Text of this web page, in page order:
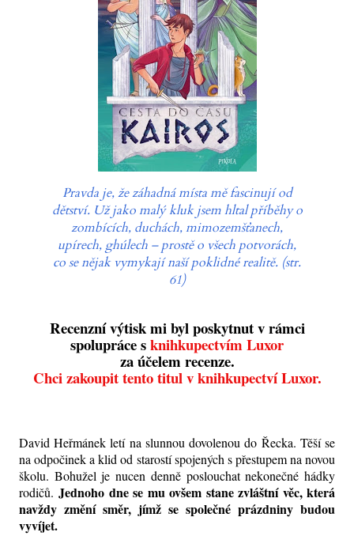
Pravda je, že záhadná místa mě fascinují od
dětství. Už jako malý kluk jsem hltal příběhy o
zombících, duchách, mimozemšťanech,
upírech, ghúlech – prostě o všech potvorách,
co se nějak vymykají naší poklidné realitě. (str.
61)
Recenzní výtisk mi byl poskytnut v rámci
spolupráce sknihkupectvím Luxor
za účelem recenze.
Chci zakoupit tento titul v knihkupectví Luxor.
David Heřmánek letí na slunnou dovolenou do Řecka. Těší se
na odpočinek a klid od starostí spojených s přestupem na novou
školu. Bohužel je nucen denně poslouchat nekonečné hádky
rodičů.Jednoho dne se mu ovšem stane zvláštní věc, která
navždy změní směr, jímž se společné prázdniny budou
vyvíjet.